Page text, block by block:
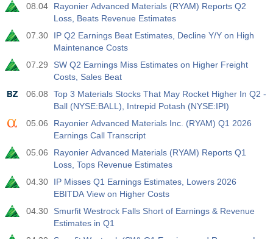
USD
民間非農業部門給与
実際
30 K
期待
40 K
前
USD
U6失業率
実際
7.9%
期待
7.9%
前
7.9%
USD
ベーカー・ヒューズ社発表の米石油採掘装置（リグ）
実際
期待
前
ベーカー・ヒューズ社発表の米石油採掘装置(リグ)稼働
数
実際
588
期待
08.04
Rayonier Advanced Materials (RYAM) Reports Q2
Loss, Beats Revenue Estimates
07.30
IP Q2 Earnings Beat Estimates, Decline Y/Y on High
Maintenance Costs
07.29
SW Q2 Earnings Miss Estimates on Higher Freight
Costs, Sales Beat
06.08
Top 3 Materials Stocks That May Rocket Higher In Q2 -
Ball (NYSE:BALL), Intrepid Potash (NYSE:IPI)
05.06
Rayonier Advanced Materials Inc. (RYAM) Q1 2026
Earnings Call Transcript
05.06
Rayonier Advanced Materials (RYAM) Reports Q1
Loss, Tops Revenue Estimates
04.30
IP Misses Q1 Earnings Estimates, Lowers 2026
EBITDA View on Higher Costs
04.30
Smurfit Westrock Falls Short of Earnings & Revenue
Estimates in Q1